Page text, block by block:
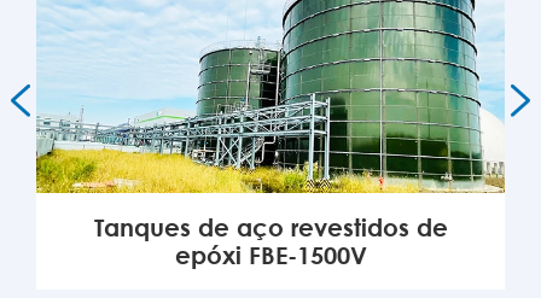
Tanques de aço revestidos de
epóxi FBE-1500V
 